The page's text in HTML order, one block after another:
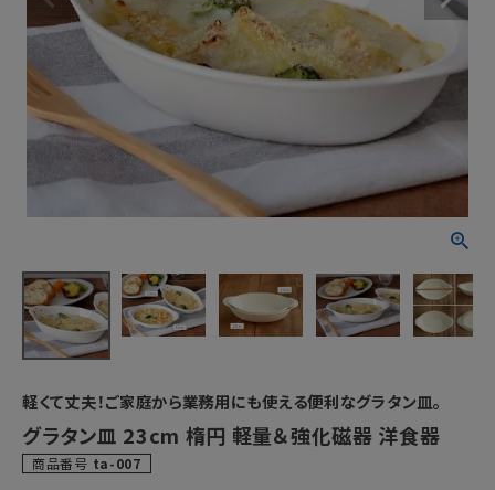
軽くて丈夫！ご家庭から業務用にも使える便利なグラタン皿。
グラタン皿 23cm 楕円 軽量＆強化磁器 洋食器
商品番号 ta-007